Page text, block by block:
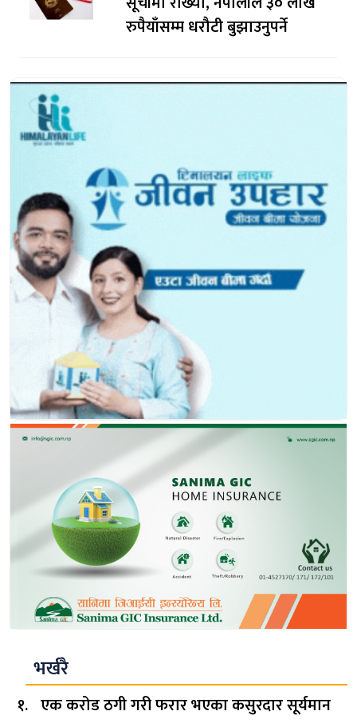
रुपैयाँसम्म धरौटी बुझाउनुपर्ने
भर्खरै
एक करोड ठगी गरी फरार भएका कसुरदार सूर्यमान